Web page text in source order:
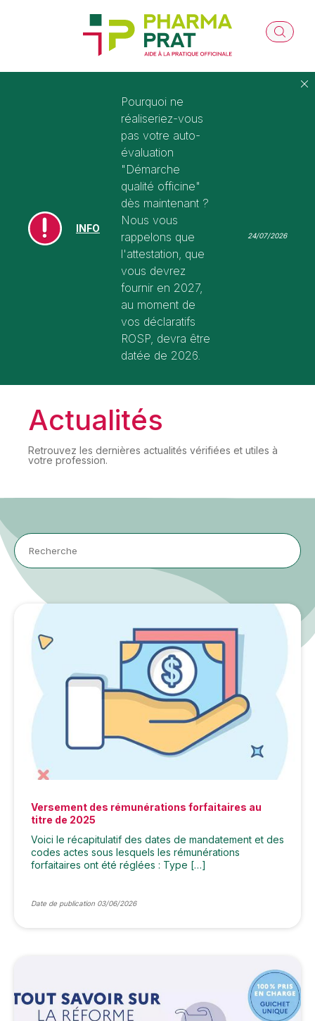
INFO
Pourquoi ne
réaliseriez-vous
pas votre auto-
évaluation
"Démarche
qualité officine"
dès maintenant ?
Nous vous
rappelons que
l'attestation, que
vous devrez
fournir en 2027,
au moment de
vos déclaratifs
ROSP, devra être
datée de 2026.
24/07/2026
Actualités
Retrouvez les dernières actualités vérifiées et utiles à
votre profession.
Versement des rémunérations forfaitaires au
titre de 2025
Voici le récapitulatif des dates de mandatement et des
codes actes sous lesquels les rémunérations
forfaitaires ont été réglées : Type […]
Date de publication 03/06/2026